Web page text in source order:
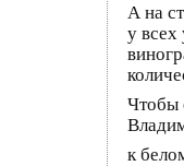
А на
у всех
Чтобы
к